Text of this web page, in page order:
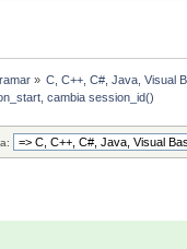
» C, C++, C#, Java, Visual
cambia session_id()